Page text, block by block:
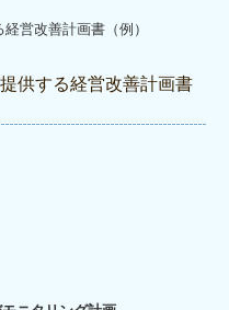
供する経営改善計画書